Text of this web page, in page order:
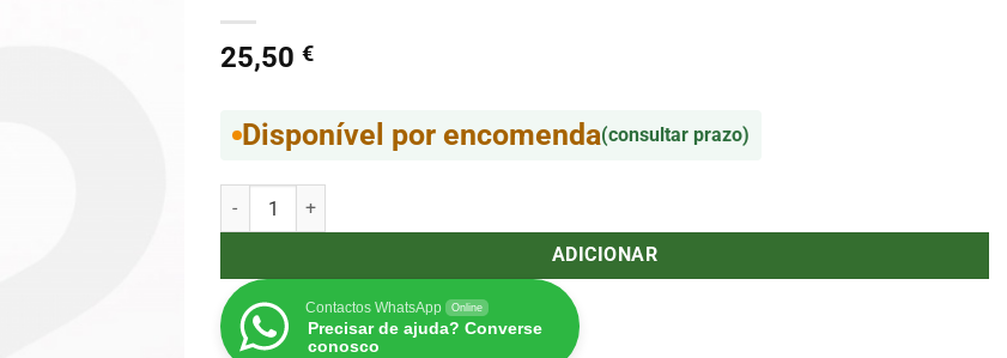
25,50 €
Disponível por encomenda(consultar prazo)
Quantidade de Nail Titanio e Ceramica Small 14.5mm (Macho/Femea) TI022
ADICIONAR
Contactos WhatsApp Online
Precisar de ajuda? Converse
conosco